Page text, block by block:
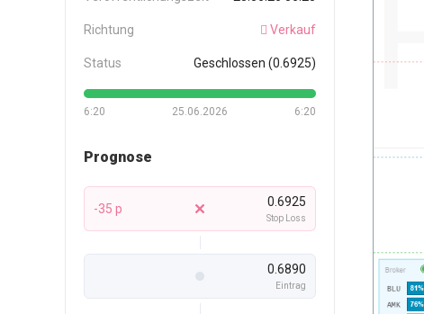
Richtung Verkauf
Status Geschlossen (0.6925)
6:20 6:20
25.06.2026
Prognose
-35 p 0.6925
Stop Loss
0.6890
Eintrag